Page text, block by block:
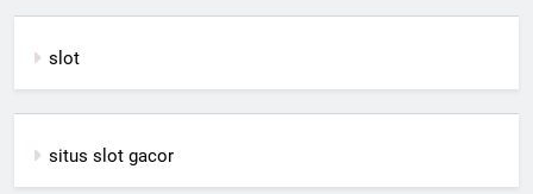
slot
situs slot gacor